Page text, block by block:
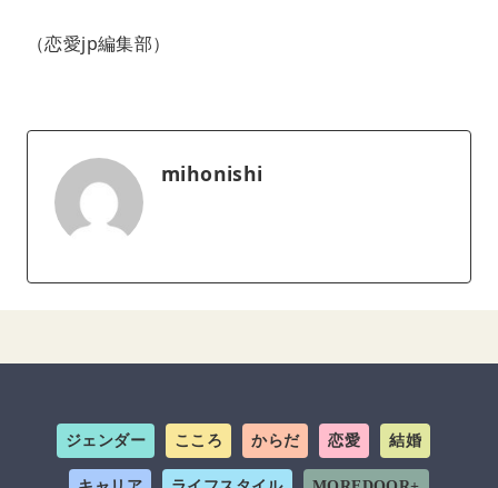
（恋愛jp編集部）
mihonishi
ジェンダー こころ からだ 恋愛 結婚